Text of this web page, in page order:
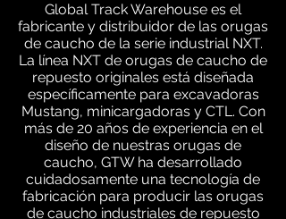
Global Track Warehouse es el
fabricante y distribuidor de las orugas
de caucho de la serie industrial NXT.
La línea NXT de orugas de caucho de
repuesto originales está diseñada
específicamente para excavadoras
Mustang, minicargadoras y CTL. Con
más de 20 años de experiencia en el
diseño de nuestras orugas de
caucho, GTW ha desarrollado
cuidadosamente una tecnología de
fabricación para producir las orugas
de caucho industriales de repuesto